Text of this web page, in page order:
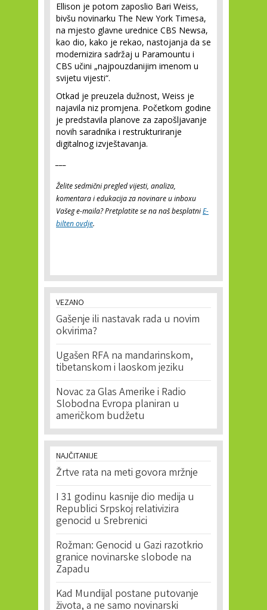
Ellison je potom zaposlio Bari Weiss,
bivšu novinarku The New York Timesa,
na mjesto glavne urednice CBS Newsa,
kao dio, kako je rekao, nastojanja da se
modernizira sadržaj u Paramountu i
CBS učini „najpouzdanijim imenom u
svijetu vijesti“.
Otkad je preuzela dužnost, Weiss je
najavila niz promjena. Početkom godine
je predstavila planove za zapošljavanje
novih saradnika i restrukturiranje
digitalnog izvještavanja.
Želite sedmični pregled vijesti, analiza,
komentara i edukacija za novinare u inboxu
Vašeg e-maila? Pretplatite se na naš besplatniE-
bilten ovdje.
VEZANO
Gašenje ili nastavak rada u novim
okvirima?
Ugašen RFA na mandarinskom,
tibetanskom i laoskom jeziku
Novac za Glas Amerike i Radio
Slobodna Evropa planiran u
američkom budžetu
NAJČITANIJE
Žrtve rata na meti govora mržnje
I 31 godinu kasnije dio medija u
Republici Srpskoj relativizira
genocid u Srebrenici
Rožman: Genocid u Gazi razotkrio
granice novinarske slobode na
Zapadu
Kad Mundijal postane putovanje
života, a ne samo novinarski